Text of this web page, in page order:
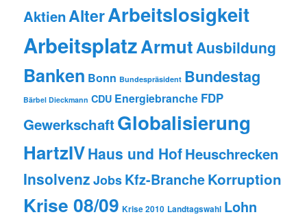
AktienAlterArbeitslosigkeit
ArbeitsplatzArmutAusbildung
Banken Bonn Bundespräsident Bundestag
Bärbel Dieckmann CDU Energiebranche FDP
GewerkschaftGlobalisierung
HartzIVHaus und HofHeuschrecken
Insolvenz Jobs Kfz-BrancheKorruption
Krise 08/09 Krise 2010 Landtagswahl Lohn